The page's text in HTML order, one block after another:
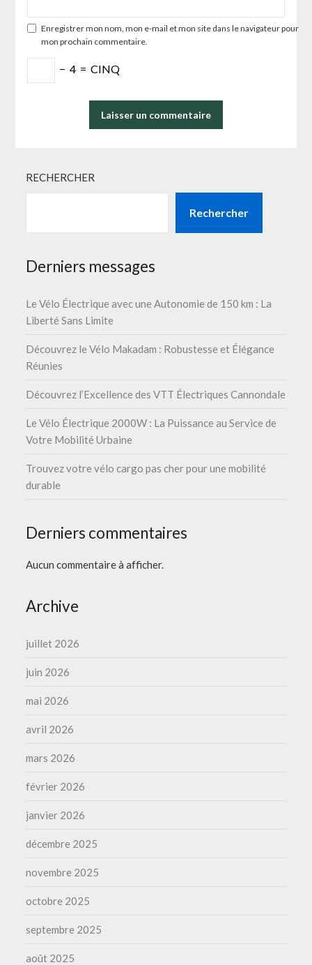
Enregistrer mon nom, mon e-mail et mon site dans le navigateur pour
mon prochain commentaire.
− 4 = CINQ
RECHERCHER
Rechercher
Derniers messages
Le Vélo Électrique avec une Autonomie de 150 km : La
Liberté Sans Limite
Découvrez le Vélo Makadam : Robustesse et Élégance
Réunies
Découvrez l’Excellence des VTT Électriques Cannondale
Le Vélo Électrique 2000W : La Puissance au Service de
Votre Mobilité Urbaine
Trouvez votre vélo cargo pas cher pour une mobilité
durable
Derniers commentaires
Aucun commentaire à afficher.
Archive
juillet 2026
juin 2026
mai 2026
avril 2026
mars 2026
février 2026
janvier 2026
décembre 2025
novembre 2025
octobre 2025
septembre 2025
août 2025